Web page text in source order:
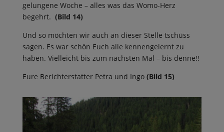
gelungene Woche – alles was das Womo-Herz
begehrt. (Bild 14)
Und so möchten wir auch an dieser Stelle tschüss
sagen. Es war schön Euch alle kennengelernt zu
haben. Vielleicht bis zum nächsten Mal – bis denne!!
Eure Berichterstatter Petra und Ingo (Bild 15)